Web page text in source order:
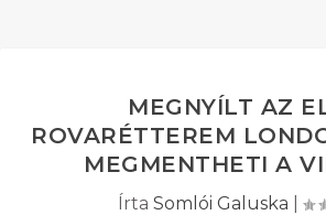
MEGNYÍLT AZ
ROVARÉTTEREM
MEGMENTHETI A
Írta Somlói Galuska